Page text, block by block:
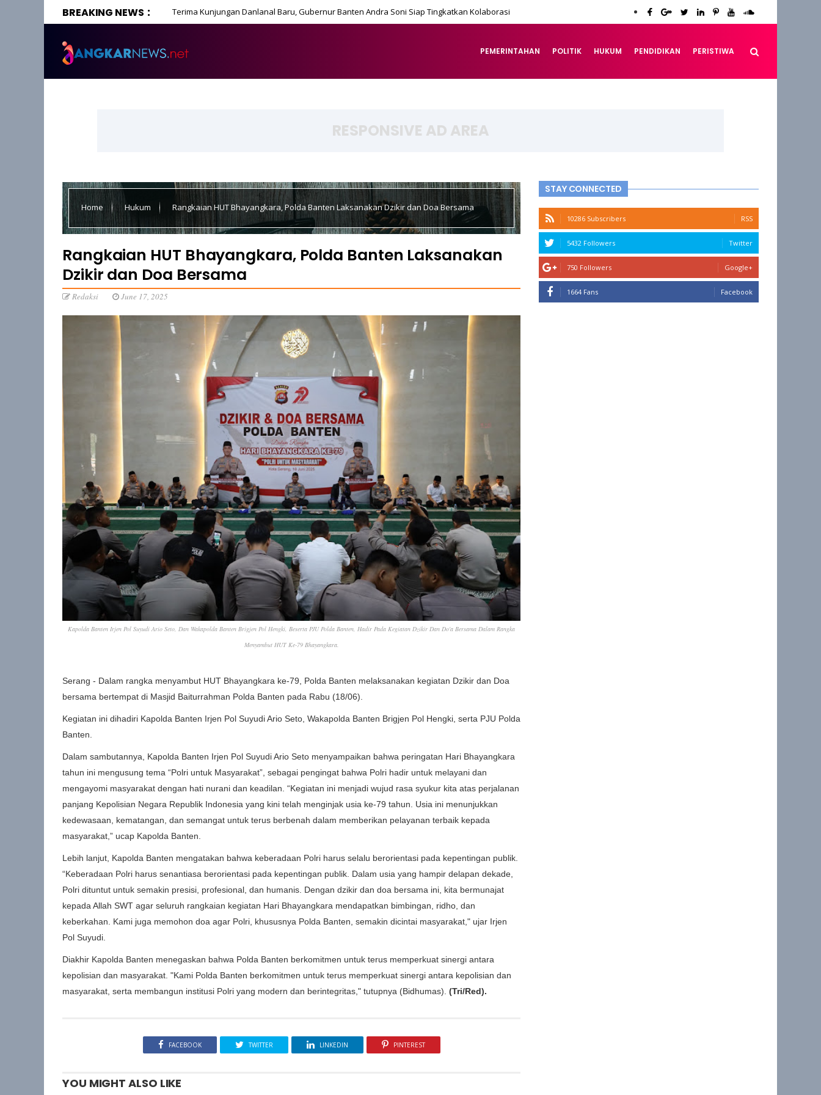
BREAKING NEWS Terima Kunjungan Danlanal Baru, Gubernur Banten Andra Soni Siap Tingkatkan Kolaborasi
PEMERINTAHAN POLITIK HUKUM PENDIDIKAN PERISTIWA
RESPONSIVE AD AREA
Home Hukum Rangkaian HUT Bhayangkara, Polda Banten Laksanakan Dzikir dan Doa Bersama
Rangkaian HUT Bhayangkara, Polda Banten Laksanakan
Dzikir dan Doa Bersama
Redaksi June 17, 2025
Kapolda Banten Irjen Pol Suyudi Ario Seto, Dan Wakapolda Banten Brigjen Pol Hengki, Beserta PJU Polda Banten, Hadir Pada Kegiatan Dzikir Dan Do'a Bersama Dalam Rangka
Menyambut HUT Ke-79 Bhayangkara.
Serang - Dalam rangka menyambut HUT Bhayangkara ke-79, Polda Banten melaksanakan kegiatan Dzikir dan Doa
bersama bertempat di Masjid Baiturrahman Polda Banten pada Rabu (18/06).
Kegiatan ini dihadiri Kapolda Banten Irjen Pol Suyudi Ario Seto, Wakapolda Banten Brigjen Pol Hengki, serta PJU Polda
Banten.
Dalam sambutannya, Kapolda Banten Irjen Pol Suyudi Ario Seto menyampaikan bahwa peringatan Hari Bhayangkara
tahun ini mengusung tema “Polri untuk Masyarakat”, sebagai pengingat bahwa Polri hadir untuk melayani dan
mengayomi masyarakat dengan hati nurani dan keadilan. “Kegiatan ini menjadi wujud rasa syukur kita atas perjalanan
panjang Kepolisian Negara Republik Indonesia yang kini telah menginjak usia ke-79 tahun. Usia ini menunjukkan
kedewasaan, kematangan, dan semangat untuk terus berbenah dalam memberikan pelayanan terbaik kepada
masyarakat,” ucap Kapolda Banten.
Lebih lanjut, Kapolda Banten mengatakan bahwa keberadaan Polri harus selalu berorientasi pada kepentingan publik.
“Keberadaan Polri harus senantiasa berorientasi pada kepentingan publik. Dalam usia yang hampir delapan dekade,
Polri dituntut untuk semakin presisi, profesional, dan humanis. Dengan dzikir dan doa bersama ini, kita bermunajat
kepada Allah SWT agar seluruh rangkaian kegiatan Hari Bhayangkara mendapatkan bimbingan, ridho, dan
keberkahan. Kami juga memohon doa agar Polri, khususnya Polda Banten, semakin dicintai masyarakat," ujar Irjen
Pol Suyudi.
Diakhir Kapolda Banten menegaskan bahwa Polda Banten berkomitmen untuk terus memperkuat sinergi antara
kepolisian dan masyarakat. "Kami Polda Banten berkomitmen untuk terus memperkuat sinergi antara kepolisian dan
masyarakat, serta membangun institusi Polri yang modern dan berintegritas," tutupnya (Bidhumas). (Tri/Red).
FACEBOOK TWITTER LINKEDIN PINTEREST
YOU MIGHT ALSO LIKE
STAY CONNECTED
10286 Subscribers RSS
5432 Followers Twitter
750 Followers Google+
1664 Fans Facebook